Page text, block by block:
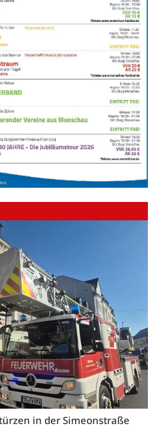
in der Simeonstraße